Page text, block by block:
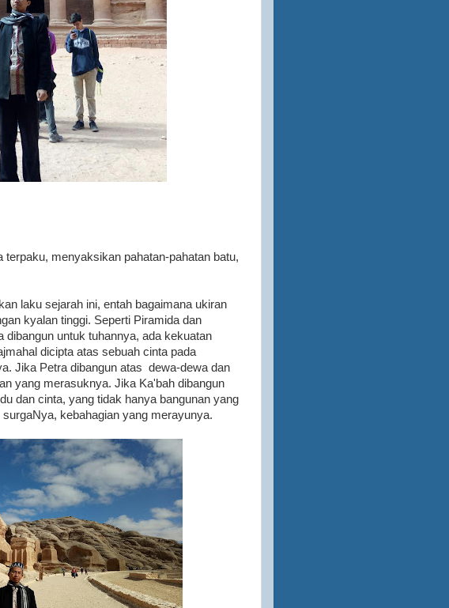
menyaksikan pahatan-pahatan batu,
laku sejarah ini, entah bagaimana ukiran
kyalan tinggi. Seperti Piramida dan
dibangun untuk tuhannya, ada kekuatan
dicipta atas sebuah cinta pada
Jika Petra dibangun atas dewa-dewa dan
yang merasuknya. Jika Ka'bah dibangun
dan cinta, yang tidak hanya bangunan yang
kebahagian yang merayunya.